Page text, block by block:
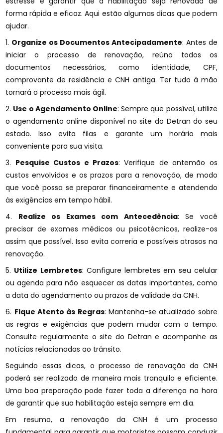
forma rápida e eficaz. Aqui estão algumas dicas que podem
ajudar.
1. Organize os Documentos Antecipadamente: Antes de
iniciar o processo de renovação, reúna todos os
documentos necessários, como identidade, CPF,
comprovante de residência e CNH antiga. Ter tudo à mão
tornará o processo mais ágil.
2. Use o Agendamento Online: Sempre que possível, utilize
o agendamento online disponível no site do Detran do seu
estado. Isso evita filas e garante um horário mais
conveniente para sua visita.
3. Pesquise Custos e Prazos: Verifique de antemão os
custos envolvidos e os prazos para a renovação, de modo
que você possa se preparar financeiramente e atendendo
às exigências em tempo hábil.
4. Realize os Exames com Antecedência: Se você
precisar de exames médicos ou psicotécnicos, realize-os
assim que possível. Isso evita correria e possíveis atrasos na
renovação.
5. Utilize Lembretes: Configure lembretes em seu celular
ou agenda para não esquecer as datas importantes, como
a data do agendamento ou prazos de validade da CNH.
6. Fique Atento às Regras: Mantenha-se atualizado sobre
as regras e exigências que podem mudar com o tempo.
Consulte regularmente o site do Detran e acompanhe as
notícias relacionadas ao trânsito.
Seguindo essas dicas, o processo de renovação da CNH
poderá ser realizado de maneira mais tranquila e eficiente.
Uma boa preparação pode fazer toda a diferença na hora
de garantir que sua habilitação esteja sempre em dia.
Em resumo, a renovação da CNH é um processo